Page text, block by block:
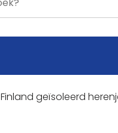
Finland geïsoleerd